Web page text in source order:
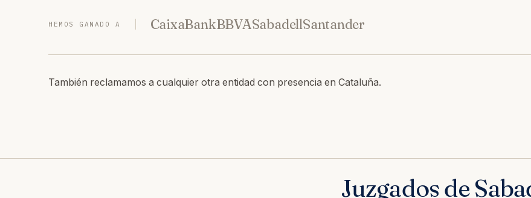
HEMOS GANADO A CaixaBankBBVASabadellSantander
También reclamamos a cualquier otra entidad con presencia en Cataluña.
Juzgados de